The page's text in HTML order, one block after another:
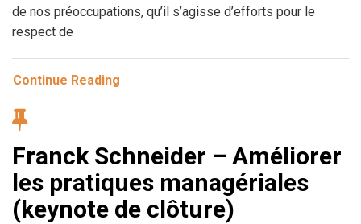
de nos préoccupations, qu’il s’agisse d’efforts pour le
respect de
Continue Reading
Franck Schneider – Améliorer
les pratiques managériales
(keynote de clôture)